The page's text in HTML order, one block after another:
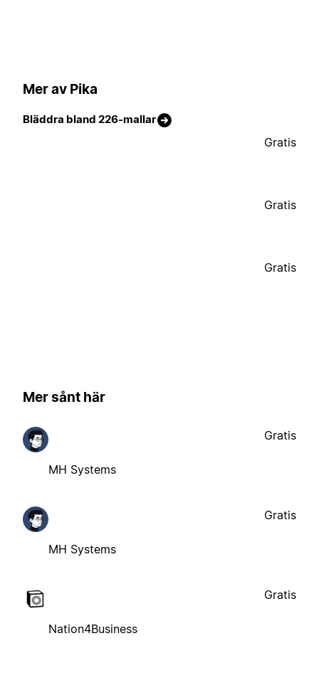
Mer av Pika
Bläddra bland 226-mallar
Gratis
Gratis
Gratis
Mer sånt här
MH Systems
Gratis
MH Systems
Gratis
Nation4Business
Gratis